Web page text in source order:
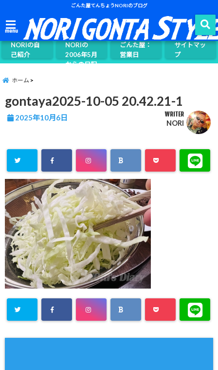
ごんた屋てんちょうNORIのブログ
menu
NORIの自
己紹介
ごんた屋て
んちょう
NORIの
2006年5月
からの日記
ごんた屋：
営業日
サイトマッ
プ
ホーム
gontaya2025-10-05 20.42.21-1
2025年10月6日 WRITER
NORI